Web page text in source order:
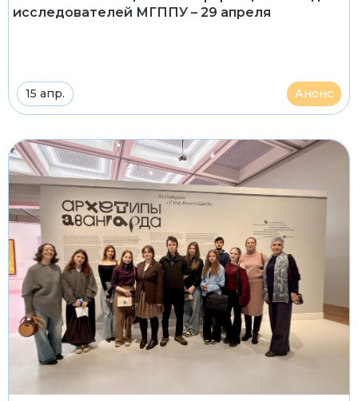
исследователей МГППУ – 29 апреля
15 апр. Анонс